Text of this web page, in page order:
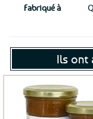
Fabriqué à
Ils ont